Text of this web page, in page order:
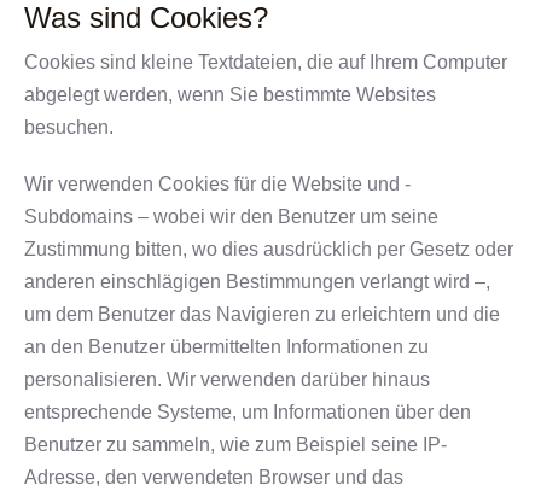
Böden
Treppenstufen
Kontakt
Was sind Cookies?
Cookies sind kleine Textdateien, die auf Ihrem Computer
abgelegt werden, wenn Sie bestimmte Websites
besuchen.
Wir verwenden Cookies für die Website und -
Subdomains – wobei wir den Benutzer um seine
Zustimmung bitten, wo dies ausdrücklich per Gesetz oder
anderen einschlägigen Bestimmungen verlangt wird –,
um dem Benutzer das Navigieren zu erleichtern und die
an den Benutzer übermittelten Informationen zu
personalisieren. Wir verwenden darüber hinaus
entsprechende Systeme, um Informationen über den
Benutzer zu sammeln, wie zum Beispiel seine IP-
Adresse, den verwendeten Browser und das